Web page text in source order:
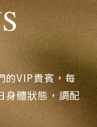
的VIP貴賓，每
身體狀態，調配